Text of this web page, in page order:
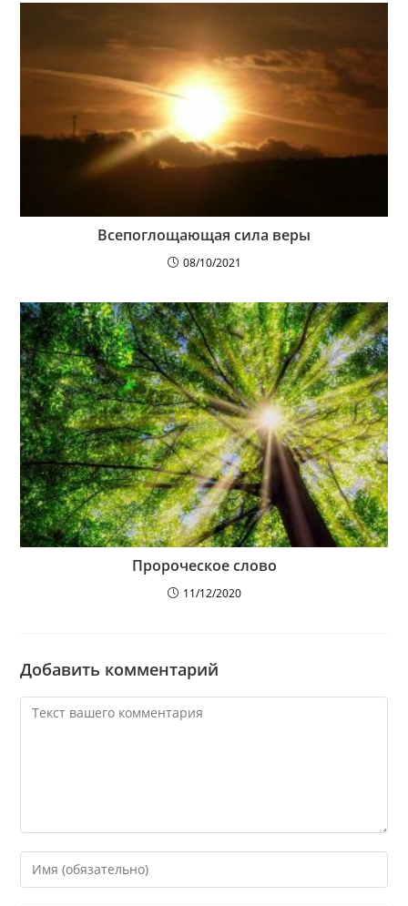
Всепоглощающая сила веры
08/10/2021
Пророческое слово
11/12/2020
Добавить комментарий